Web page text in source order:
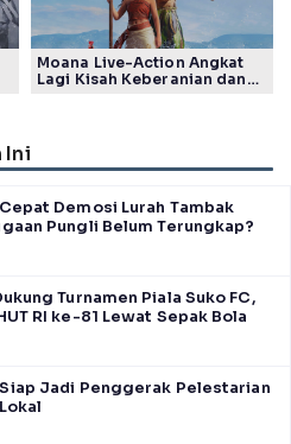
Moana Live-Action Angkat
Lagi Kisah Keberanian dan
Ini
Demosi Lurah Tambak
Pungli Belum Terungkap?
Turnamen Piala Suko FC,
RI ke-81 Lewat Sepak Bola
Siap Jadi Penggerak Pelestarian